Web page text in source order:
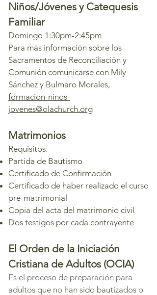
Niños/Jóvenes y Catequesis
Familiar
Domingo 1:30pm-2:45pm
Para más información sobre los
Sacramentos de Reconciliación y
Comunión comunicarse con Mily
Sánchez y Bulmaro Morales,
formacion-ninos-
jovenes@olachurch.org
Matrimonios
Requisitos:
Partida de Bautismo
Certificado de Confirmación
Certificado de haber realizado el curso
pre-matrimonial
Copia del acta del matrimonio civil
Dos testigos por cada contrayente
El Orden de la Iniciación
Cristiana de Adultos (OCIA)
Es el proceso de preparación para
adultos que no han sido bautizados o